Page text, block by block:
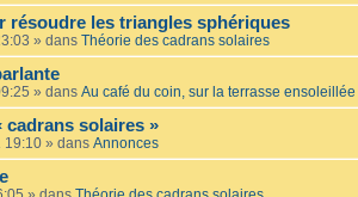
résoudre les triangles sphériques
» dans Théorie des cadrans solaires
» dans Au café du coin, sur la terrasse ensoleillée
cadrans solaires »
19:10 » dans Annonces